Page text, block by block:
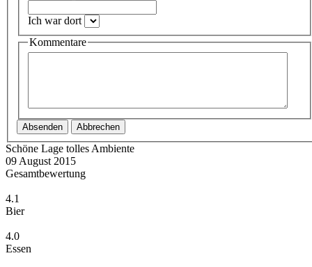
Ich war dort
Kommentare
Absenden Abbrechen
Schöne Lage tolles Ambiente
09 August 2015
Gesamtbewertung
4.1
Bier
4.0
Essen